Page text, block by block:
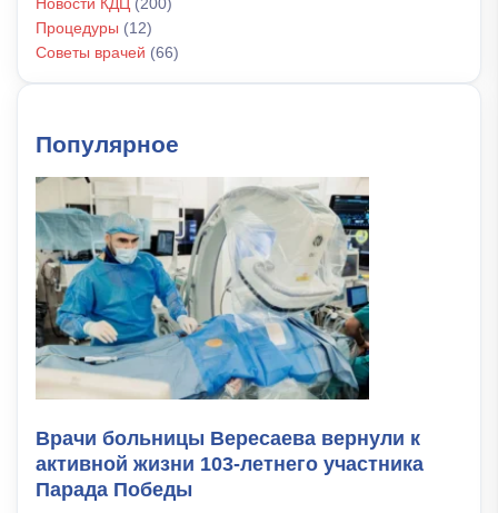
Новости КДЦ (200)
Процедуры (12)
Советы врачей (66)
Популярное
Врачи больницы Вересаева вернули к
активной жизни 103-летнего участника
Парада Победы